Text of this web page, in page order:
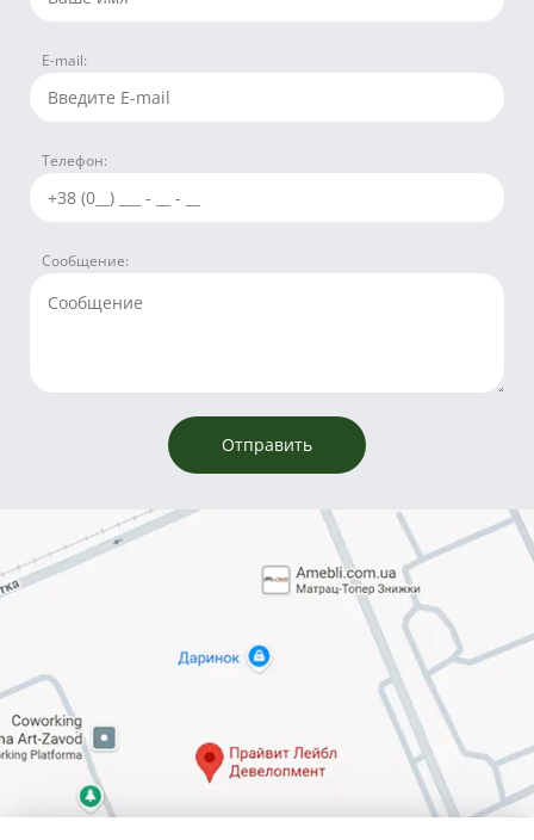
E-mail:
Телефон:
Сообщение: